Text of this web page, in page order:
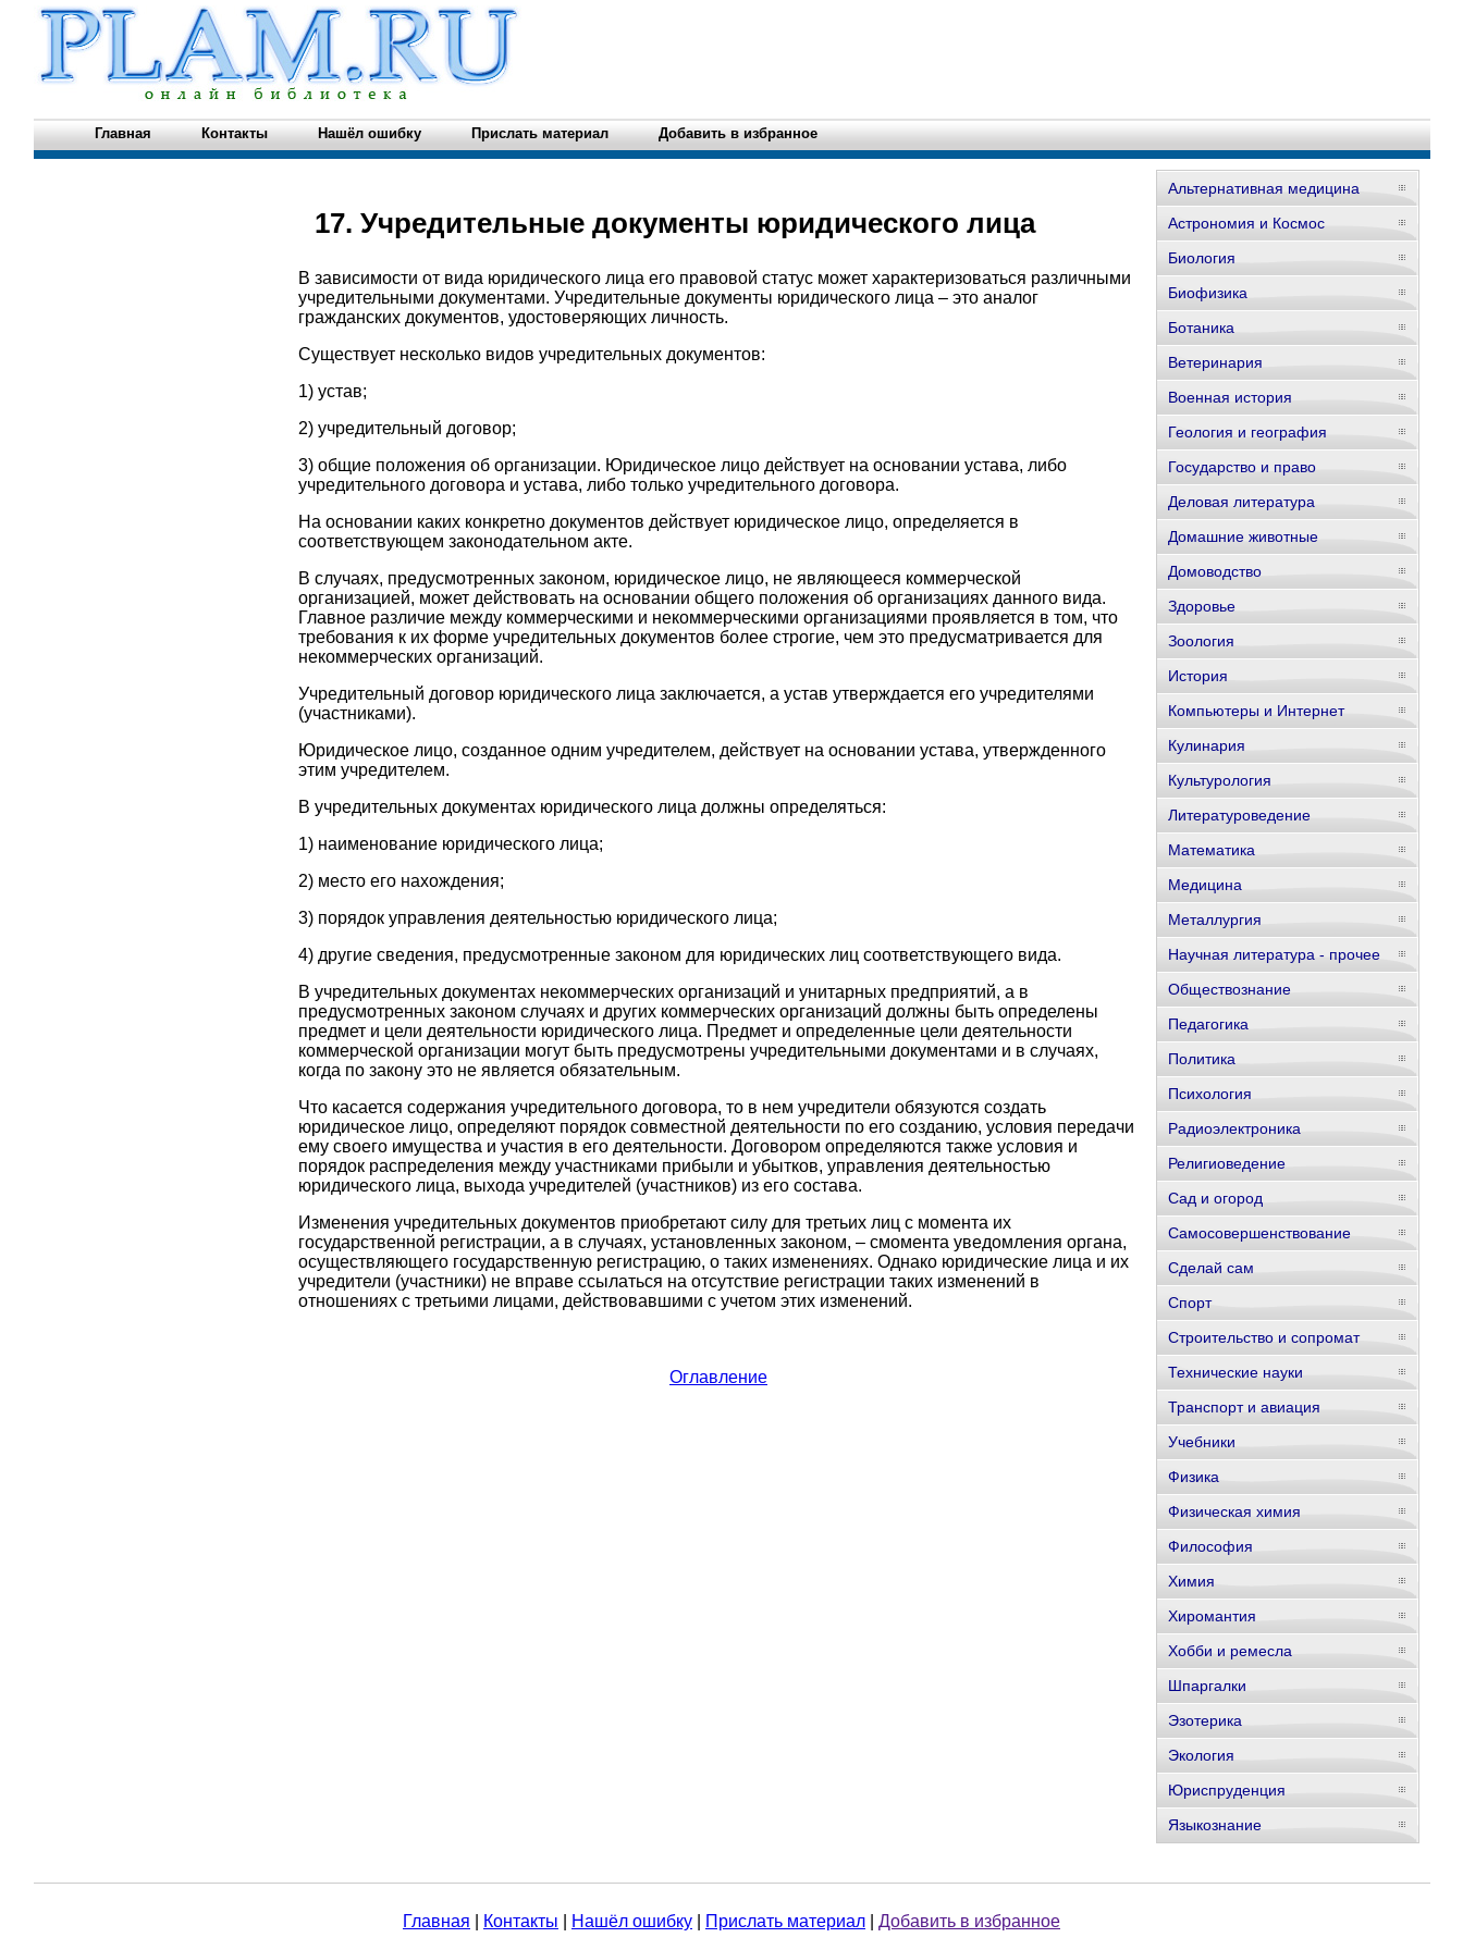
Главная Контакты Нашёл ошибку Прислать материал Добавить в избранное
17. Учредительные документы юридического лица
В зависимости от вида юридического лица его правовой статус может характеризоваться различными
учредительными документами. Учредительные документы юридического лица – это аналог
гражданских документов, удостоверяющих личность.
Существует несколько видов учредительных документов:
1) устав;
2) учредительный договор;
3) общие положения об организации. Юридическое лицо действует на основании устава, либо
учредительного договора и устава, либо только учредительного договора.
На основании каких конкретно документов действует юридическое лицо, определяется в
соответствующем законодательном акте.
В случаях, предусмотренных законом, юридическое лицо, не являющееся коммерческой
организацией, может действовать на основании общего положения об организациях данного вида.
Главное различие между коммерческими и некоммерческими организациями проявляется в том, что
требования к их форме учредительных документов более строгие, чем это предусматривается для
некоммерческих организаций.
Учредительный договор юридического лица заключается, а устав утверждается его учредителями
(участниками).
Юридическое лицо, созданное одним учредителем, действует на основании устава, утвержденного
этим учредителем.
В учредительных документах юридического лица должны определяться:
1) наименование юридического лица;
2) место его нахождения;
3) порядок управления деятельностью юридического лица;
4) другие сведения, предусмотренные законом для юридических лиц соответствующего вида.
В учредительных документах некоммерческих организаций и унитарных предприятий, а в
предусмотренных законом случаях и других коммерческих организаций должны быть определены
предмет и цели деятельности юридического лица. Предмет и определенные цели деятельности
коммерческой организации могут быть предусмотрены учредительными документами и в случаях,
когда по закону это не является обязательным.
Что касается содержания учредительного договора, то в нем учредители обязуются создать
юридическое лицо, определяют порядок совместной деятельности по его созданию, условия передачи
ему своего имущества и участия в его деятельности. Договором определяются также условия и
порядок распределения между участниками прибыли и убытков, управления деятельностью
юридического лица, выхода учредителей (участников) из его состава.
Изменения учредительных документов приобретают силу для третьих лиц с момента их
государственной регистрации, а в случаях, установленных законом, – смомента уведомления органа,
осуществляющего государственную регистрацию, о таких изменениях. Однако юридические лица и их
учредители (участники) не вправе ссылаться на отсутствие регистрации таких изменений в
отношениях с третьими лицами, действовавшими с учетом этих изменений.
Оглавление
Альтернативная медицина
Астрономия и Космос
Биология
Биофизика
Ботаника
Ветеринария
Военная история
Геология и география
Государство и право
Деловая литература
Домашние животные
Домоводство
Здоровье
Зоология
История
Компьютеры и Интернет
Кулинария
Культурология
Литературоведение
Математика
Медицина
Металлургия
Научная литература - прочее
Обществознание
Педагогика
Политика
Психология
Радиоэлектроника
Религиоведение
Сад и огород
Самосовершенствование
Сделай сам
Спорт
Строительство и сопромат
Технические науки
Транспорт и авиация
Учебники
Физика
Физическая химия
Философия
Химия
Хиромантия
Хобби и ремесла
Шпаргалки
Эзотерика
Экология
Юриспруденция
Языкознание
Главная Контакты Нашёл ошибку Прислать материал Добавить в избранное